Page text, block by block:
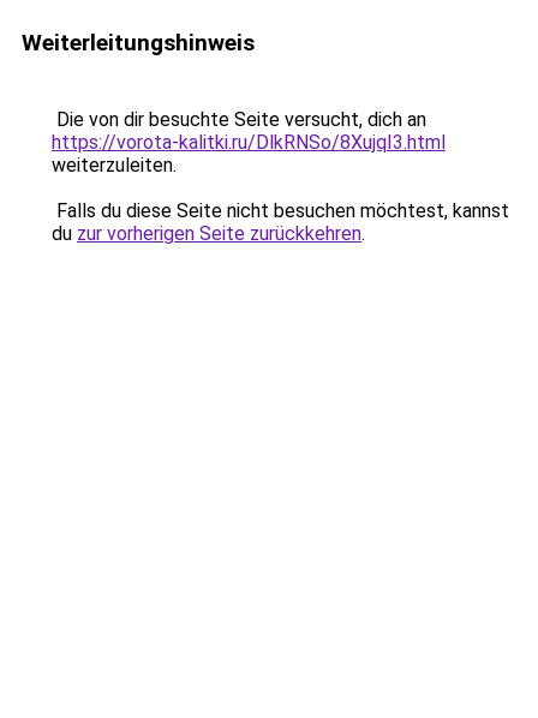
Weiterleitungshinweis
Die von dir besuchte Seite versucht, dich an
https://vorota-kalitki.ru/DlkRNSo/8XujqI3.html
weiterzuleiten.
Falls du diese Seite nicht besuchen möchtest, kannst
du zur vorherigen Seite zurückkehren.